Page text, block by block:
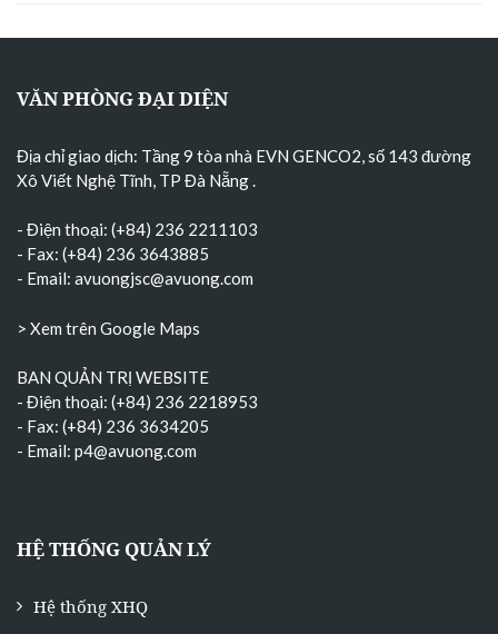
VĂN PHÒNG ĐẠI DIỆN
Địa chỉ giao dịch: Tầng 9 tòa nhà EVN GENCO2, số 143 đường
Xô Viết Nghệ Tĩnh, TP Đà Nẵng.
- Điện thoại: (+84) 236 2211103
- Fax: (+84) 236 3643885
- Email: avuongjsc@avuong.com
> Xem trên Google Maps
BAN QUẢN TRỊ WEBSITE
- Điện thoại: (+84) 236 2218953
- Fax: (+84) 236 3634205
- Email: p4@avuong.com
HỆ THỐNG QUẢN LÝ
Hệ thống XHQ